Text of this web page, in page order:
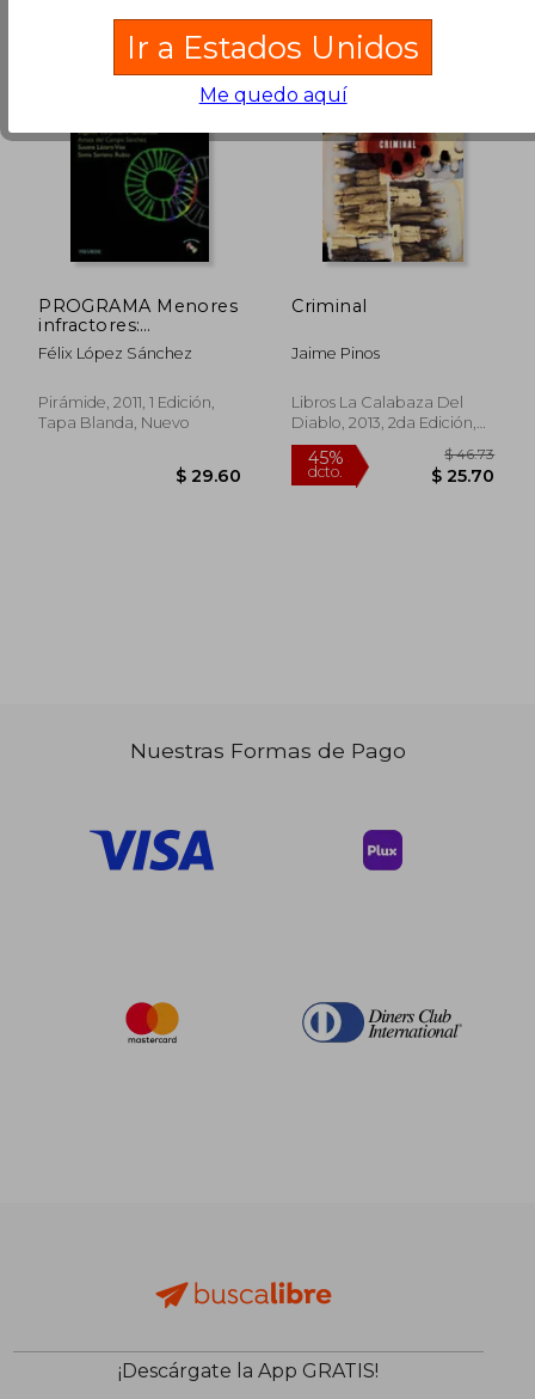
45%
dcto.
PROGRAMA Menores
infractores:
Intervención
educativa y
Solares - Programas)
Félix López Sánchez
Pirámide, 2011, 1 Edición,
Tapa Blanda, Nuevo
$ 29.60
Criminal
Jaime Pinos
Libros La Calabaza Del
Diablo, 2013, 2da Edición,
Tapa Blanda, Nuevo
Nuestras Formas de Pago
¡Descárgate la App GRATIS!
Ir a Estados Unidos
Me quedo aquí